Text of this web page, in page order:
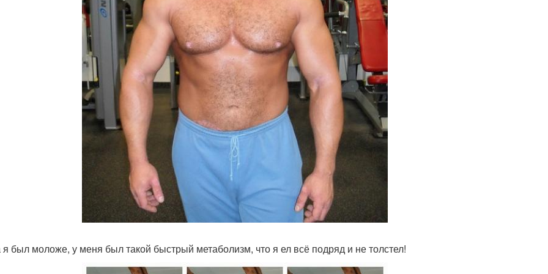
я был моложе, у меня был такой быстрый метаболизм, что я ел всё подряд и не толстел!